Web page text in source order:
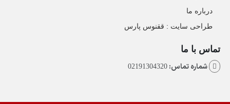
درباره ما
طراحی سایت : ققنوس پارس
تماس با ما
شماره تماس:02191304320